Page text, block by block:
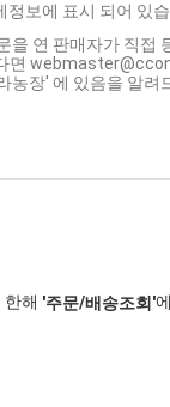
정보에 표시 되어 있
을 연 판매자가 직접
면
농장' 에 있음을 알려
해 '주문/배송조회'